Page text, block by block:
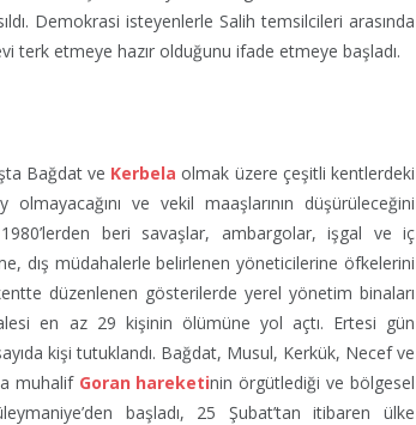
Demokrasi isteyenlerle Salih temsilcileri arasında
terk etmeye hazır olduğunu ifade etmeye başladı.
Bağdat ve Kerbela olmak üzere çeşitli kentlerdeki
ve vekil maaşlarının düşürüleceğini
beri savaşlar, ambargolar, işgal ve iç
dış müdahalerle belirlenen yöneticilerine öfkelerini
düzenlenen gösterilerde yerel yönetim binaları
en az 29 kişinin ölümüne yol açtı. Ertesi gün
kişi tutuklandı. Bağdat, Musul, Kerkük, Necef ve
muhalif Goran hareketinin örgütlediği ve bölgesel
başladı, 25 Şubat’tan itibaren ülke